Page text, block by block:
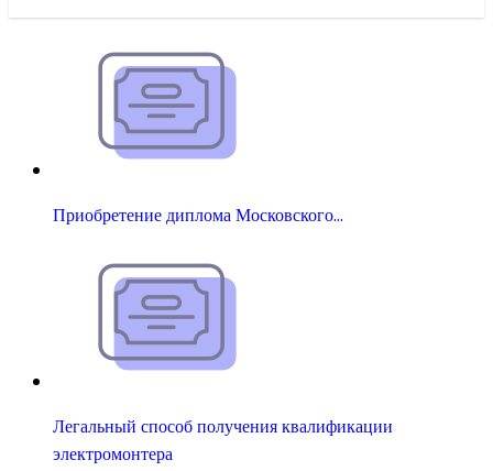
Приобретение диплома Московского…
Легальный способ получения квалификации
электромонтера